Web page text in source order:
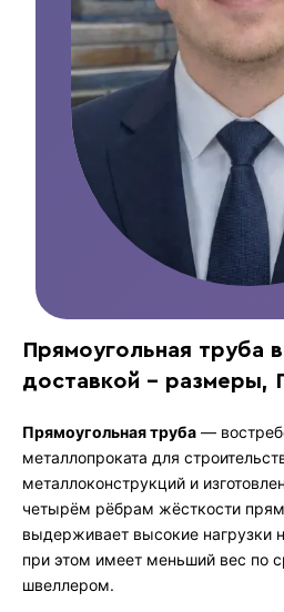
Прямоугольная труба
доставкой - размеры,
Прямоугольная труба —
металлопроката для
металлоконструкций и
четырём рёбрам жёсткости
выдерживает высокие нагрузки
при этом имеет меньший вес по
швеллером.